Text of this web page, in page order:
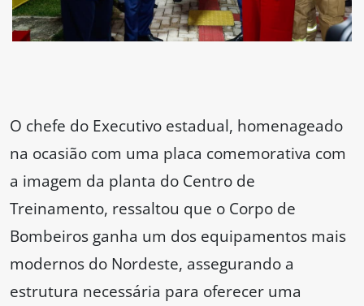
O chefe do Executivo estadual, homenageado
na ocasião com uma placa comemorativa com
a imagem da planta do Centro de
Treinamento, ressaltou que o Corpo de
Bombeiros ganha um dos equipamentos mais
modernos do Nordeste, assegurando a
estrutura necessária para oferecer uma